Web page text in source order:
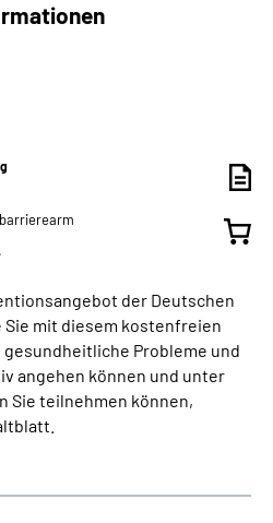
der Deutschen
mit diesem kostenfreien
Probleme und
angehen können und unter
Sie teilnehmen können,